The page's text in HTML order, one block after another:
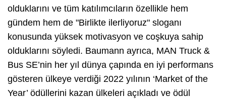
olduklarını ve tüm katılımcıların özellikle hem
gündem hem de "Birlikte ilerliyoruz" sloganı
konusunda yüksek motivasyon ve coşkuya sahip
olduklarını söyledi. Baumann ayrıca, MAN Truck &
Bus SE’nin her yıl dünya çapında en iyi performans
gösteren ülkeye verdiği 2022 yılının ‘Market of the
Year’ ödüllerini kazan ülkeleri açıkladı ve ödül